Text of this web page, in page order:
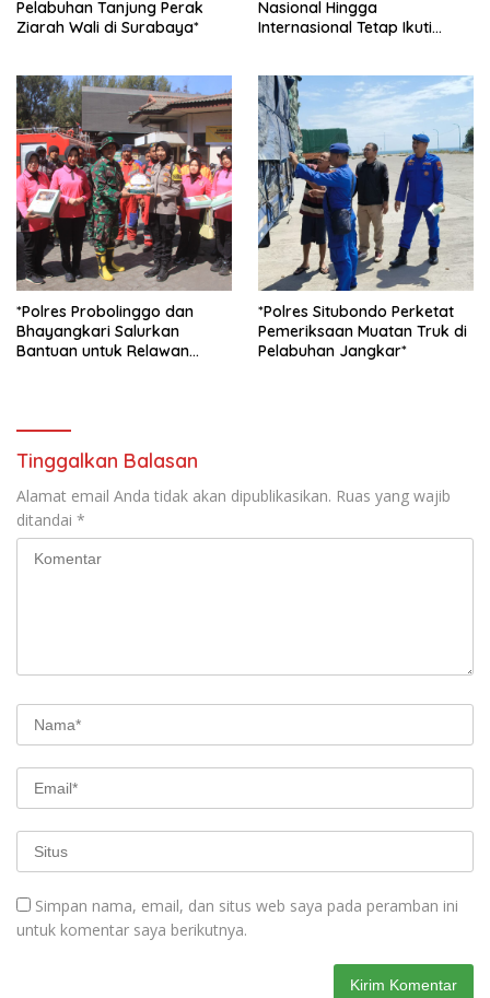
Pelabuhan Tanjung Perak
Ziarah Wali di Surabaya*
Nasional Hingga
Internasional Tetap Ikuti
*Polres Probolinggo dan
Bhayangkari Salurkan
Bantuan untuk Relawan
*Polres Situbondo Perketat
Pemeriksaan Muatan Truk di
Pelabuhan Jangkar*
Tinggalkan Balasan
Alamat email Anda tidak akan dipublikasikan. Ruas yang wajib
ditandai *
Simpan nama, email, dan situs web saya pada peramban ini
untuk komentar saya berikutnya.